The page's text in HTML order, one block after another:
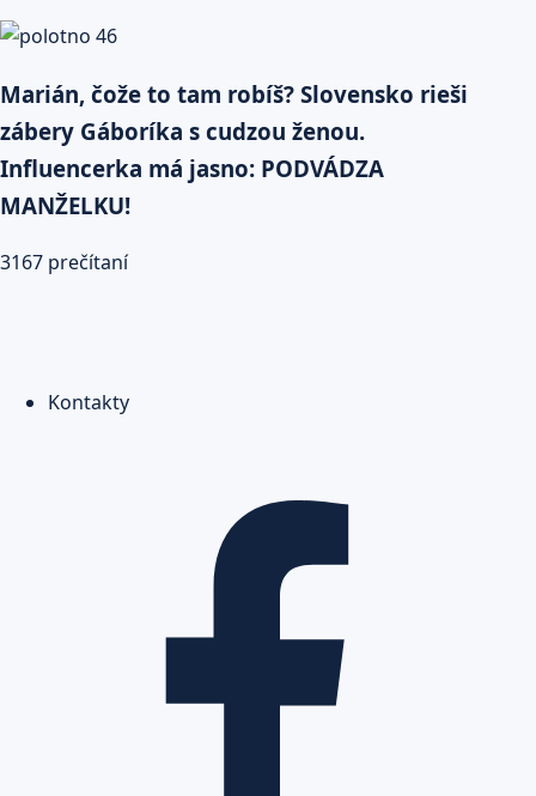
Marián, čože to tam robíš? Slovensko rieši
zábery Gáboríka s cudzou ženou.
Influencerka má jasno: PODVÁDZA
MANŽELKU!
3167 prečítaní
Kontakty